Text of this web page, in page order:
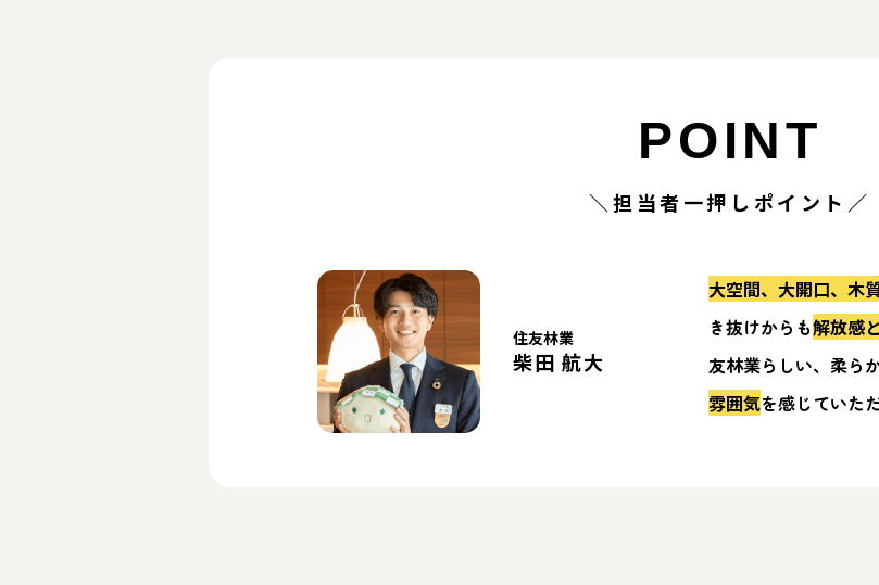
POINT
＼担当者一押しポイント／
住友林業
柴田 航大
大空間、大開口、木
き抜けからも解放感
友林業らしい、柔ら
雰囲気を感じていた